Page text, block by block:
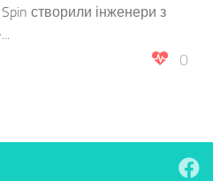
створили інженери з
0